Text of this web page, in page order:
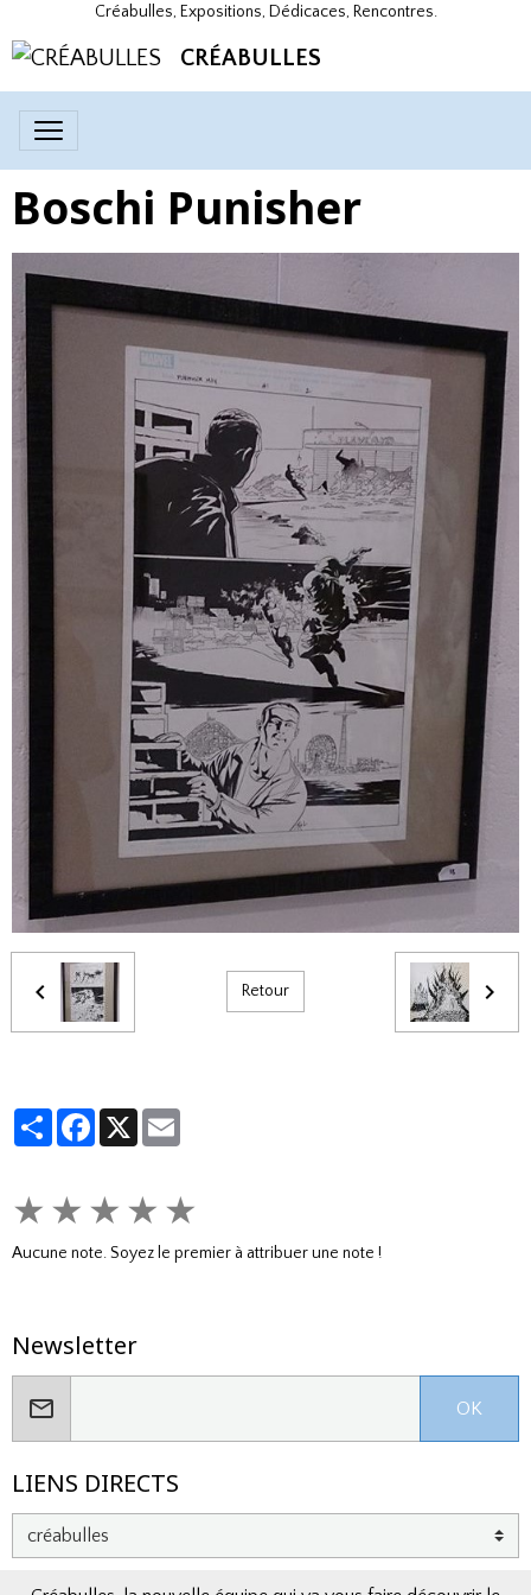
Créabulles, Expositions, Dédicaces, Rencontres.
CRÉABULLES
Boschi Punisher
Retour
PartagerFacebook
X
★ ★ ★ ★ ★
Aucune note. Soyez le premier à attribuer une note !
Newsletter
OK
LIENS DIRECTS